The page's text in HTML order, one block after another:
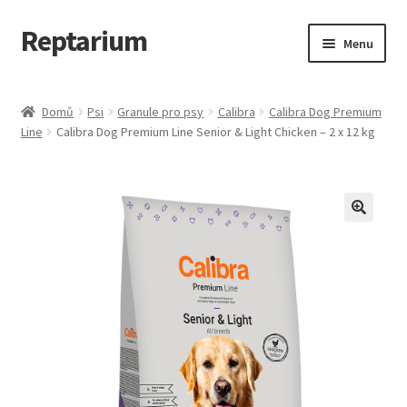
Přeskočit
na
Přejít
k
webu
Reptarium Menu
Košík
Domů Psi Granule pro psy Calibra
Calibra Dog Premium
Line
Calibra Dog Premium Line Senior & Light Chicken – 2 x 12 kg